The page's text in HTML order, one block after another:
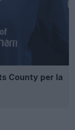
County per la